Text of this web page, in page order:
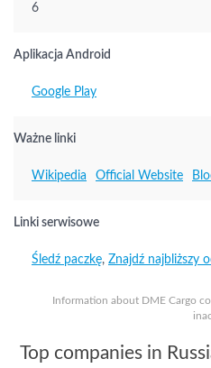
Information about DME Cargo
6
Aplikacja Android
Google Play
Ważne linki
Wikipedia Official Website
Linki serwisowe
Śledź paczkę, Znajdź najbliższy
Top companies in